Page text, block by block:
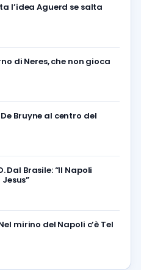
l’idea Aguerd se salta
di Neres, che non gioca
De Bruyne al centro del
Dal Brasile: “Il Napoli
Nel mirino del Napoli c’è Tel